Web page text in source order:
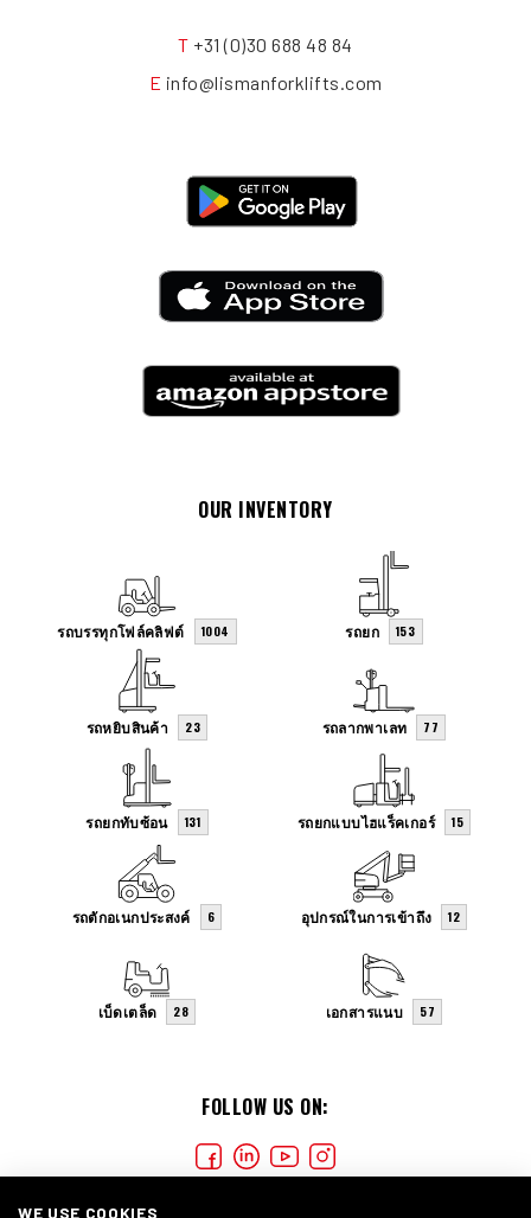
T +31 (0)30 688 48 84
E info@lismanforklifts.com
FOLLOW US ON:
OUR INVENTORY
รถบรรทุกโฟล์คลิฟต์ 1004 รถยก 153
รถหยิบสินค้า 23 รถลากพาเลท 77
รถยกทับซ้อน 131 รถยกแบบไฮแร็คเกอร์ 15
รถตักอเนกประสงค์ 6 อุปกรณ์ในการเข้าถึง 12
เบ็ดเตล็ด 28 เอกสารแนบ 57
WE USE COOKIES